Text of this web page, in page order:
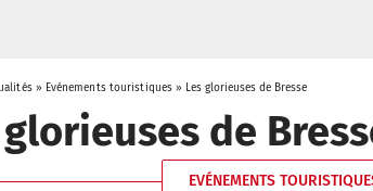
» Evénements touristiques » Les glorieuses de Bresse
de
EVÉNEMENTS